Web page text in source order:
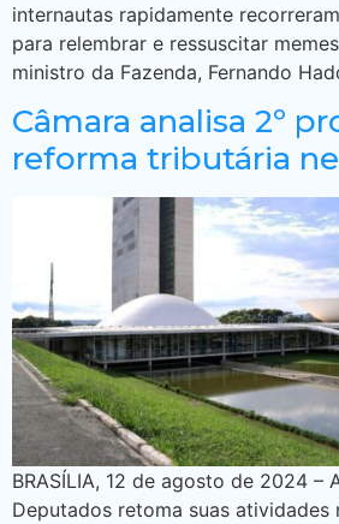
internautas rapidamente
para relembrar e ressuscitar
ministro da Fazenda, Fernando
Câmara analisa 2º
reforma tributária
BRASÍLIA, 12 de agosto de 2024 –
Deputados retoma suas atividades